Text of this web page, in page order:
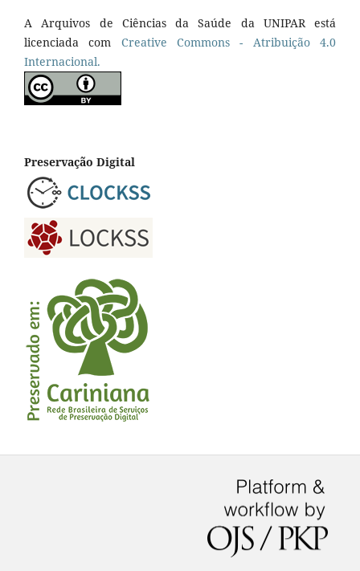
A Arquivos de Ciências da Saúde da UNIPAR está
licenciada com Creative Commons - Atribuição 4.0
Internacional.
Preservação Digital